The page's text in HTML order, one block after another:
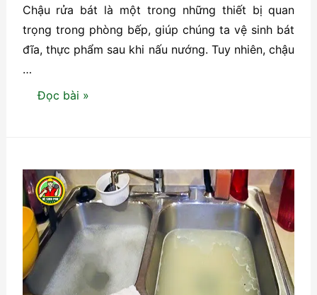
Chậu rửa bát là một trong những thiết bị quan
trọng trong phòng bếp, giúp chúng ta vệ sinh bát
đĩa, thực phẩm sau khi nấu nướng. Tuy nhiên, chậu
…
06
chậu
rửa
bát
đơn
giản
hiệu
Đọc bài »